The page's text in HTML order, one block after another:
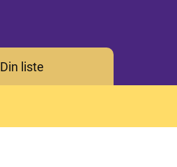
Din liste